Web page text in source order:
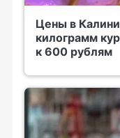
Цены в
килограмм
к 600 рублям